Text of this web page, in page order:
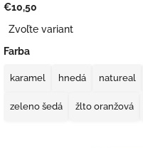
€10,50
cena:
Zvoľte variant
Farba
karamel hnedá natureal
zeleno šedá žlto oranžová